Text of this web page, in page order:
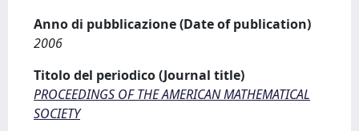
Anno di pubblicazione (Date of publication)
2006
Titolo del periodico (Journal title)
PROCEEDINGS OF THE AMERICAN MATHEMATICAL
SOCIETY